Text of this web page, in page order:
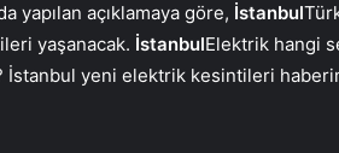
yapılan açıklamaya göre, İstanbul
yaşanacak. İstanbulElektrik hangi
İstanbul yeni elektrik kesintileri